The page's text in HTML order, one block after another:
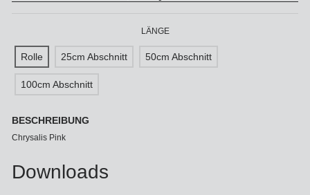
LÄNGE
Rolle 25cm Abschnitt 50cm Abschnitt
100cm Abschnitt
BESCHREIBUNG
Chrysalis Pink
Downloads